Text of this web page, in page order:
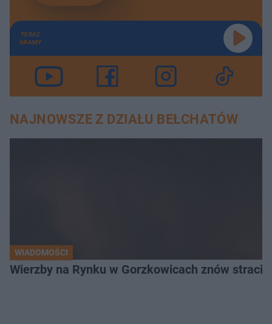
TERAZ
GRAMY
NAJNOWSZE Z DZIAŁU BEŁCHATÓW
WIADOMOŚCI
Wierzby na Rynku w Gorzkowicach znów